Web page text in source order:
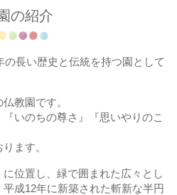
の紹介
の長い歴史と伝統を持つ園として
教園です。
『いのちの尊さ』『思いやりのこ
ます。
位置し、緑で囲まれた広々とし
成12年に新築された斬新な半円